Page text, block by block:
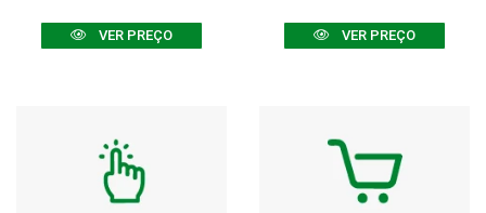
VER PREÇO VER PREÇO